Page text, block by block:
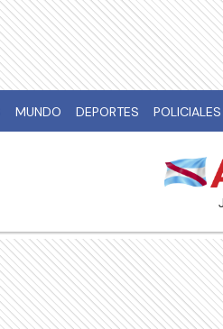
MUNDO DEPORTES POLICIALES